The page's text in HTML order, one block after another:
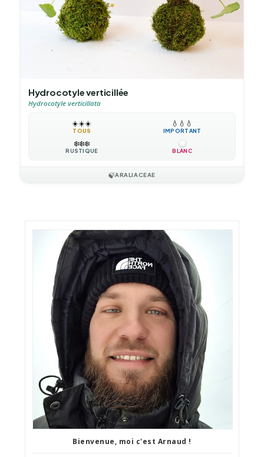
Hydrocotyle verticillée
Hydrocotyle verticillata
☀️☀️☀️
TOUS
💧 💧 💧
IMPORTANT
❄️❄️❄️
RUSTIQUE BLANC
🍃ARALIACEAE
Bienvenue, moi c'est Arnaud !